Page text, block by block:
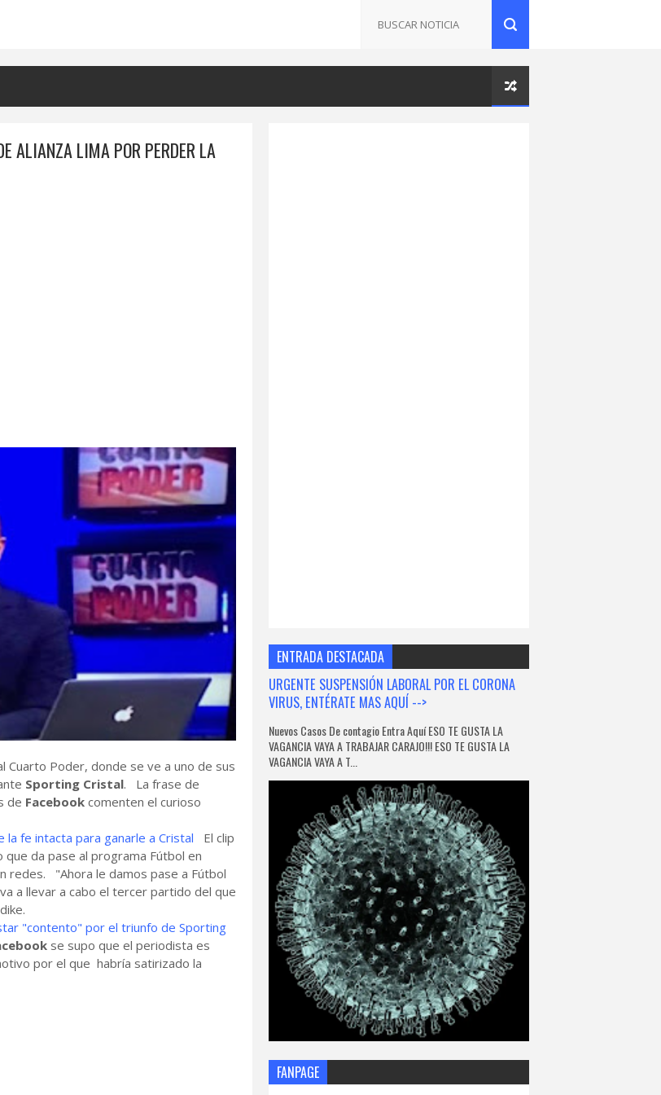
ALIANZA LIMA POR PERDER LA
Cuarto Poder, donde se ve a uno de sus
Sporting Cristal. La frase de
de Facebook comenten el curioso
la fe intacta para ganarle a Cristal El clip
da pase al programa Fútbol en
redes. "Ahora le damos pase a Fútbol
a llevar a cabo el tercer partido del que
"contento" por el triunfo de Sporting
se supo que el periodista es
por el que habría satirizado la
ENTRADA DESTACADA
URGENTE SUSPENSIÓN LABORAL POR EL CORONA
VIRUS, ENTÉRATE MAS AQUÍ -->
Nuevos Casos De contagio Entra Aquí ESO TE GUSTA LA
VAGANCIA VAYA A TRABAJAR CARAJO!!! ESO TE GUSTA LA
VAGANCIA VAYA A T...
FANPAGE